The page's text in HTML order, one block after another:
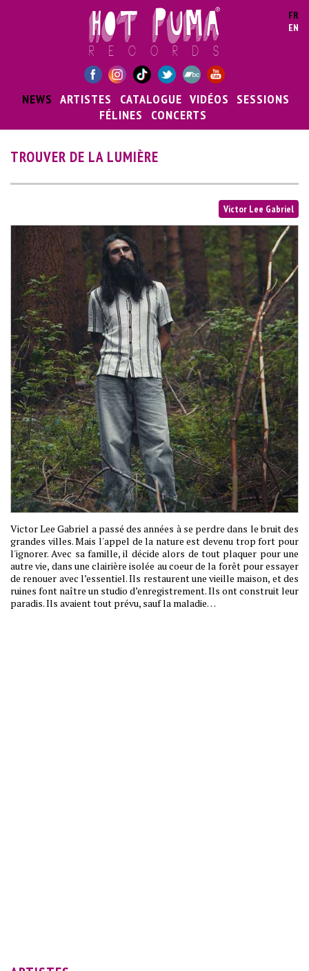
FR
EN
NEWS ARTISTES CATALOGUE VIDÉOS SESSIONS
FÉLINES
CONCERTS
TROUVER DE LA LUMIÈRE
Victor Lee Gabriel
Victor Lee Gabriel a passé des années à se perdre dans le bruit des
grandes villes. Mais l'appel de la nature est devenu trop fort pour
l'ignorer. Avec sa famille, il décide alors de tout plaquer pour une
autre vie, dans une clairière isolée au coeur de la forêt pour essayer
de renouer avec l’essentiel. Ils restaurent une vieille maison, et des
ruines font naître un studio d’enregistrement. Ils ont construit leur
paradis. Ils avaient tout prévu, sauf la maladie…